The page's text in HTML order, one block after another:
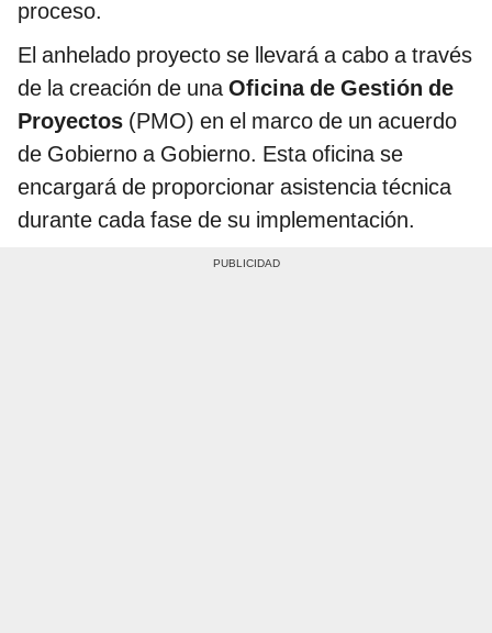
proceso.
El anhelado proyecto se llevará a cabo a través
de la creación de unaOficina de Gestión de
Proyectos (PMO) en el marco de un acuerdo
de Gobierno a Gobierno. Esta oficina se
encargará de proporcionar asistencia técnica
durante cada fase de su implementación.